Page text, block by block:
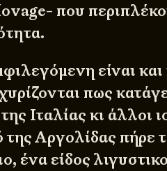
που
είναι
πως
Ιταλίας κι άλλοι
Αργολίδας πήρε
ένα είδος